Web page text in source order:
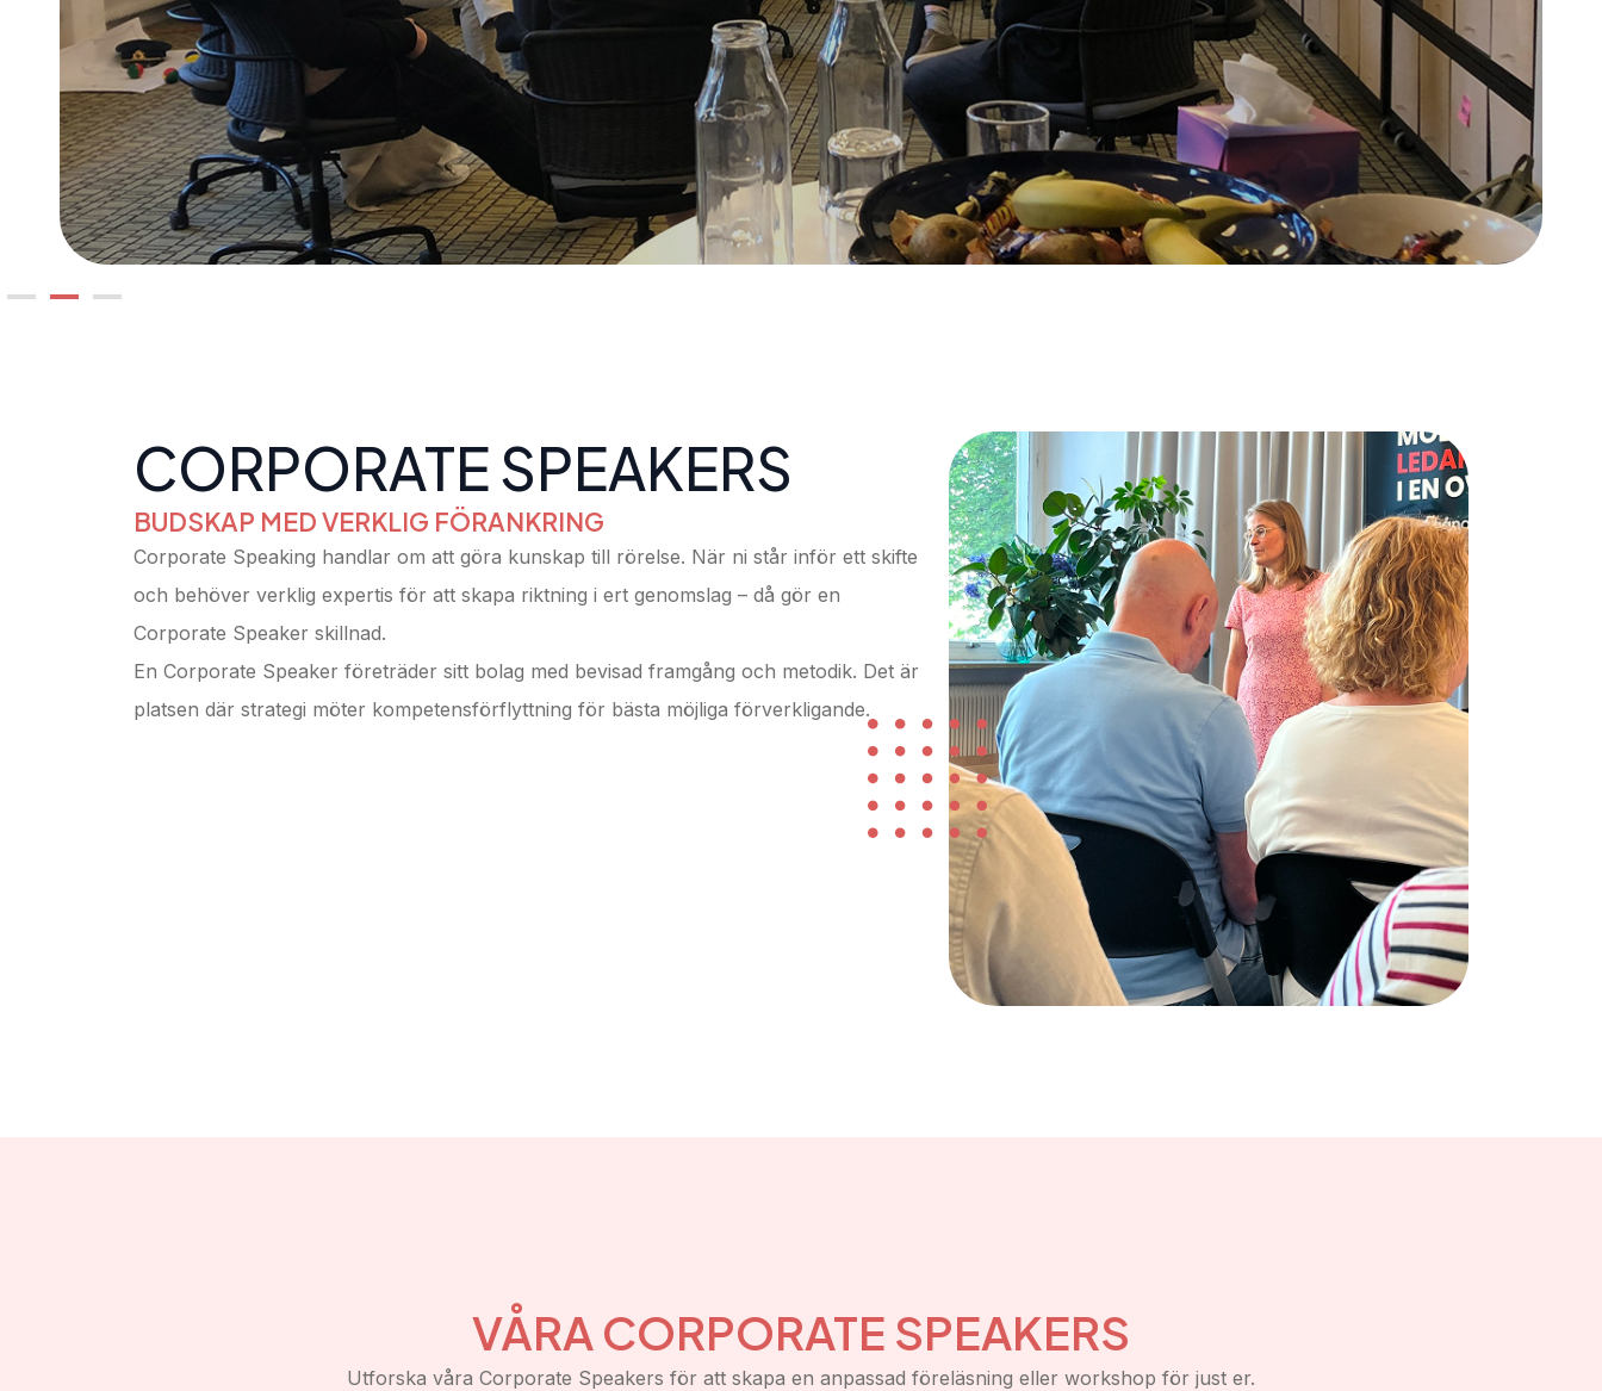
CORPORATE SPEAKERS
BUDSKAP MED VERKLIG FÖRANKRING
Corporate Speaking handlar om att göra kunskap till rörelse. När ni står inför ett skifte
och behöver verklig expertis för att skapa riktning i ert genomslag – då gör en
Corporate Speaker skillnad.
En Corporate Speaker företräder sitt bolag med bevisad framgång och metodik. Det är
platsen där strategi möter kompetensförflyttning för bästa möjliga förverkligande.
VÅRA CORPORATE SPEAKERS
Utforska våra Corporate Speakers för att skapa en anpassad föreläsning eller workshop för just er.